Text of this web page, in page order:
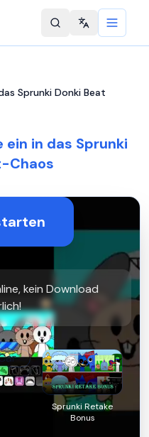
Change
Sprunki Donki Beat
ein in das Sprunki
Chaos
kein Download
Sprunki Retake
Bonus